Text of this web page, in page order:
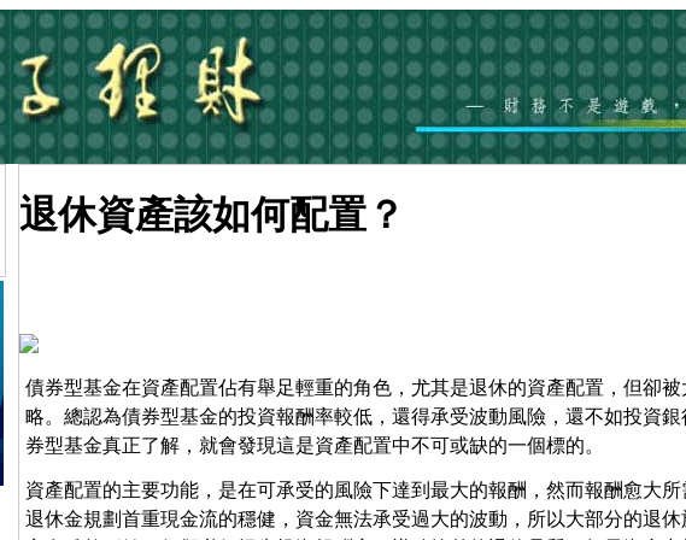
退休資產該如何配置？
債券型基金在資產配置佔有舉足輕重的角色，尤其是退休的資產配置，但卻
略。總認為債券型基金的投資報酬率較低，還得承受波動風險，還不如投資
券型基金真正了解，就會發現這是資產配置中不可或缺的一個標的。
資產配置的主要功能，是在可承受的風險下達到最大的報酬，然而報酬愈大所
退休金規劃首重現金流的穩健，資金無法承受過大的波動，所以大部分的退休